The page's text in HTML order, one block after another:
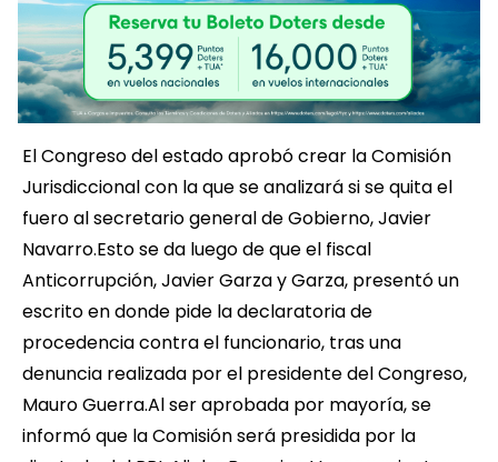
El Congreso del estado aprobó crear la Comisión
Jurisdiccional con la que se analizará si se quita el
fuero al secretario general de Gobierno, Javier
Navarro.Esto se da luego de que el fiscal
Anticorrupción, Javier Garza y Garza, presentó un
escrito en donde pide la declaratoria de
procedencia contra el funcionario, tras una
denuncia realizada por el presidente del Congreso,
Mauro Guerra.Al ser aprobada por mayoría, se
informó que la Comisión será presidida por la